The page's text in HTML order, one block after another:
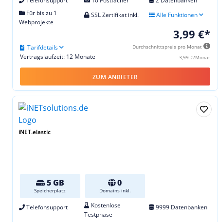
Für bis zu 1
Webprojekte
SSL Zertifikat inkl. Alle Funktionen
3,99 €*
Durchschnittspreis pro Monat
3,99 €/Monat
Vertragslaufzeit: 12 Monate
Tarifdetails
ZUM ANBIETER
iNET.elastic
5 GB
Speicherplatz
0
Domains inkl.
Telefonsupport
Kostenlose
Testphase
9999 Datenbanken